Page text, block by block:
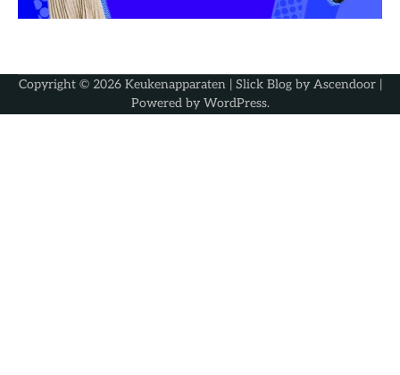
Copyright © 2026 Keukenapparaten| Slick Blog by Ascendoor|
Powered by WordPress.